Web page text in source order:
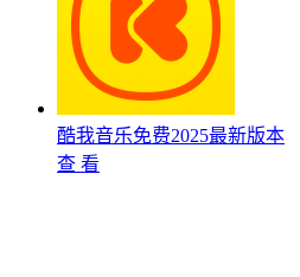
酷我音乐免费2025最新版本
查 看